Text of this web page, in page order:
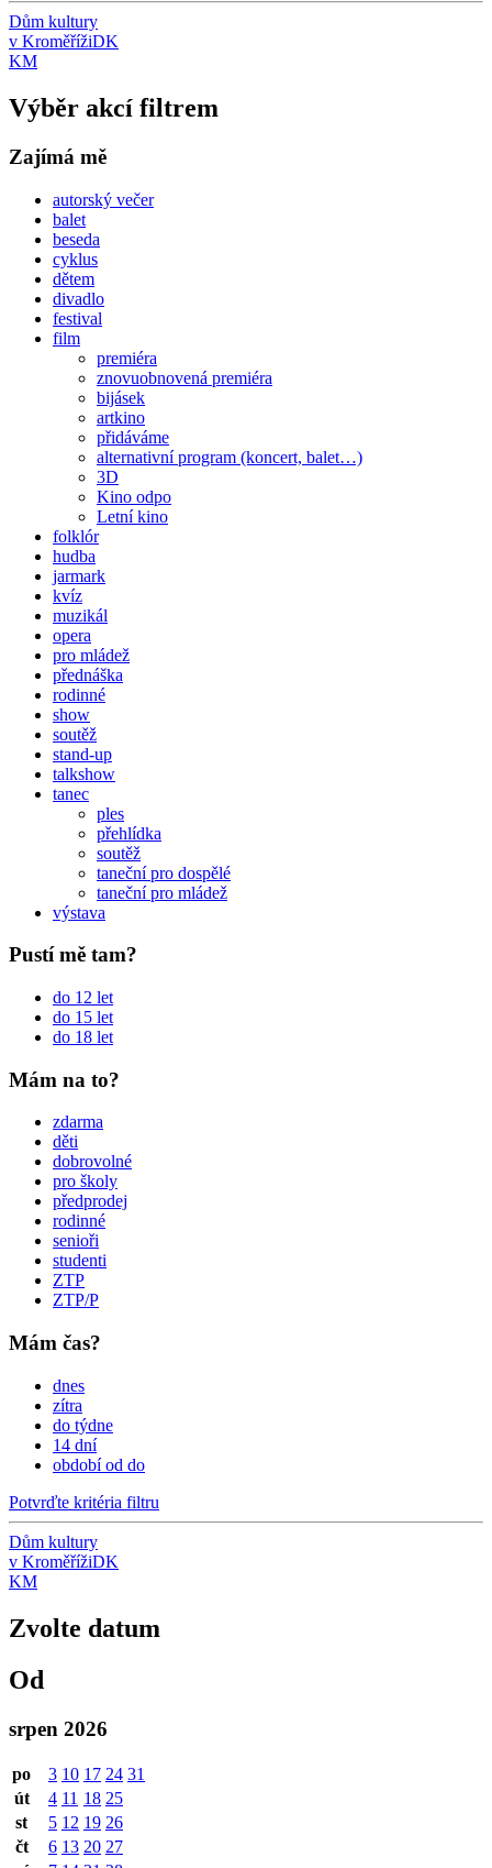
Dům kultury
v KroměřížiDK
KM
Výběr akcí filtrem
Zajímá mě
autorský večer
balet
beseda
cyklus
dětem
divadlo
festival
film
premiéra
znovuobnovená premiéra
bijásek
artkino
přidáváme
alternativní program (koncert, balet…)
3D
Kino odpo
Letní kino
folklór
hudba
jarmark
kvíz
muzikál
opera
pro mládež
přednáška
rodinné
show
soutěž
stand-up
talkshow
tanec
ples
přehlídka
soutěž
taneční pro dospělé
taneční pro mládež
výstava
Pustí mě tam?
do 12 let
do 15 let
do 18 let
Mám na to?
zdarma
děti
dobrovolné
pro školy
předprodej
rodinné
senioři
studenti
ZTP
ZTP/P
Mám čas?
dnes
zítra
do týdne
14 dní
období od do
Potvrďte kritéria filtru
Dům kultury
v KroměřížiDK
KM
Zvolte datum
Od
srpen 2026
po 3 10 17 24 31
út
4 11 18 25
st
5 12 19 26
čt
6 13 20 27